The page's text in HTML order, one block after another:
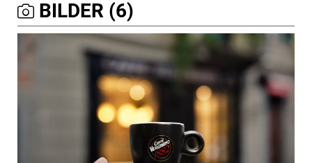
BILDER (6)